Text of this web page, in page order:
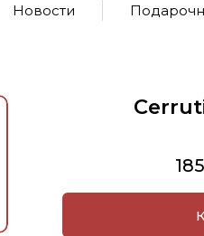
Новости